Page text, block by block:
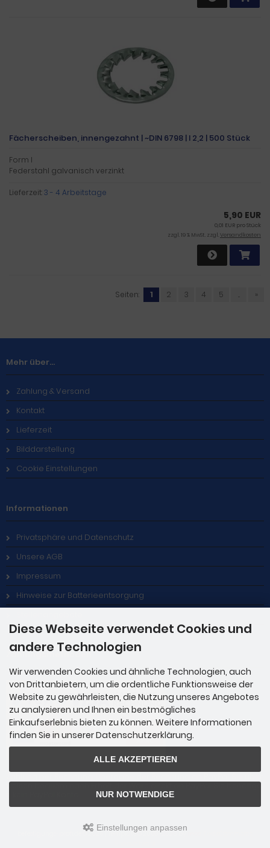
Fächerscheiben, innengezahnt | ~DIN 6798 | I 2,2 | 500 Stück
Form I
Federstahl galvanisch verzinkt
Lieferzeit:3 - 4 Arbeitstage
5,90 EUR
0,01 EUR pro Stück
zzgl. 19 % MwSt. zzgl.Versandkosten
Seiten: 1 2 3 4 5 ... »
Mehr über...
Zahlung & Versand
Kontakt
Lieferzeit
Bilddarstellung
Cookie Einstellungen
Informationen
Privatsphäre und Datenschutz
Unsere AGB
Impressum
Hinweise zur Batterieentsorgung
Zahlungsmethoden
weisen bequem nach Erhalt der Ware direkt an PayPal. Sie benötige
befestigungs-profi.de © 2026 | Template © 2009-2026 by
Diese Webseite verwendet Cookies und
andere Technologien
Wir verwenden Cookies und ähnliche Technologien, auch
von Drittanbietern, um die ordentliche Funktionsweise der
Website zu gewährleisten, die Nutzung unseres Angebotes
zu analysieren und Ihnen ein bestmögliches
Einkaufserlebnis bieten zu können. Weitere Informationen
finden Sie in unserer Datenschutzerklärung.
ALLE AKZEPTIEREN
NUR NOTWENDIGE
Einstellungen anpassen